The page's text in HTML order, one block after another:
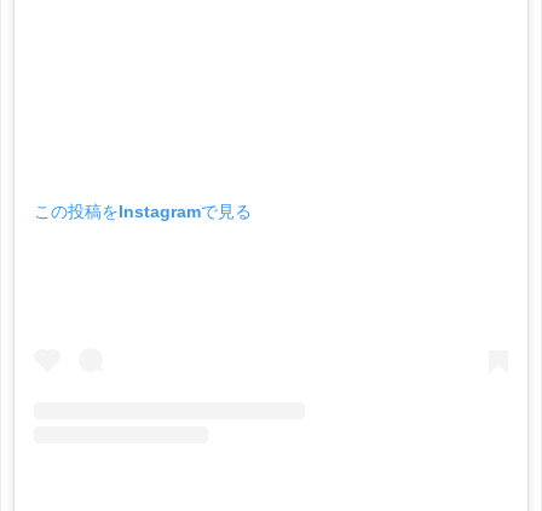
この投稿をInstagramで見る